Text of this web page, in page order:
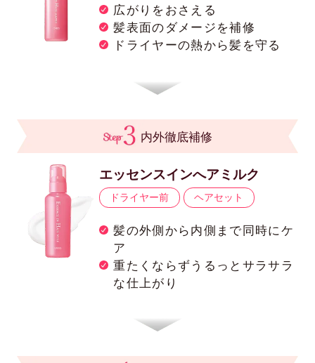
広がりをおさえる
髪表面のダメージを補修
ドライヤーの熱から髪を守る
内外徹底補修
エッセンスインへアミルク
ドライヤー前 ヘアセット
髪の外側から内側まで同時にケ
ア
重たくならずうるっとサラサラ
な仕上がり